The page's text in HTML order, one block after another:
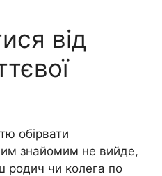
від
обірвати
знайомим не вийде,
родич чи колега по